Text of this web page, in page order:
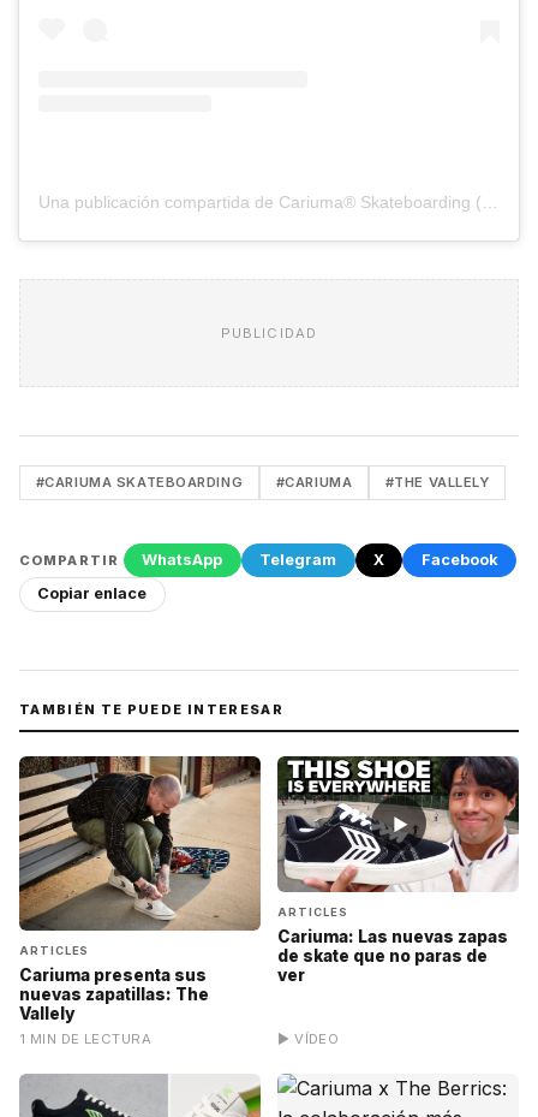
Una publicación compartida de Cariuma® Skateboarding (@cariumaskateboarding)
PUBLICIDAD
#CARIUMA SKATEBOARDING #CARIUMA #THE VALLELY
COMPARTIR WhatsApp Telegram X
Facebook
Copiar enlace
TAMBIÉN TE PUEDE INTERESAR
ARTICLES
Cariuma presenta sus
nuevas zapatillas: The
Vallely
1 MIN DE LECTURA
▶
ARTICLES
Cariuma: Las nuevas zapas
de skate que no paras de
ver
▶ VÍDEO